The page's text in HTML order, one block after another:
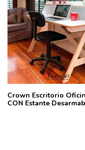
Crown Escritorio
CON Estante